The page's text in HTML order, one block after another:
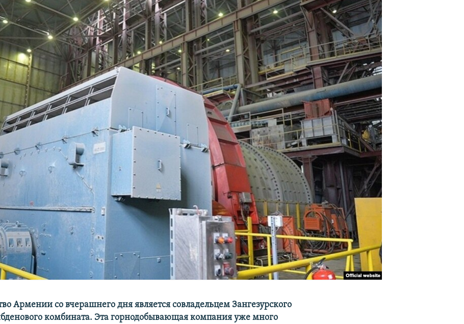
Армении со вчерашнего дня является совладельцем Зангезурского
комбината. Эта горнодобывающая компания уже много